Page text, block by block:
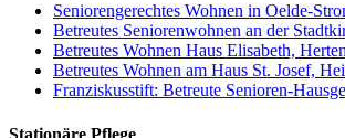
Seniorengerechtes Wohnen in Oelde-
Betreutes Seniorenwohnen an der
Betreutes Wohnen Haus Elisabeth,
Betreutes Wohnen am Haus St. Josef,
Franziskusstift: Betreute Senioren-
Stationäre Pflege